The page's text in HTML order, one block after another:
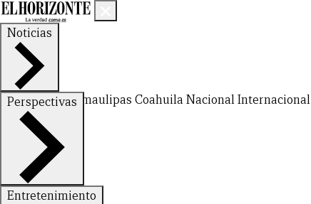
Noticias
Nuevo LeónTamaulipas Coahuila NacionalInternacional
Perspectivas
FinanzasOpinión
Entretenimiento